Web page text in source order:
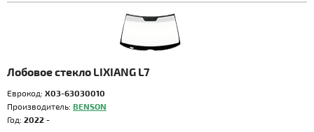
Лобовое стекло LIXIANG L7
Еврокод: X03-63030010
Производитель: BENSON
Год: 2022 -